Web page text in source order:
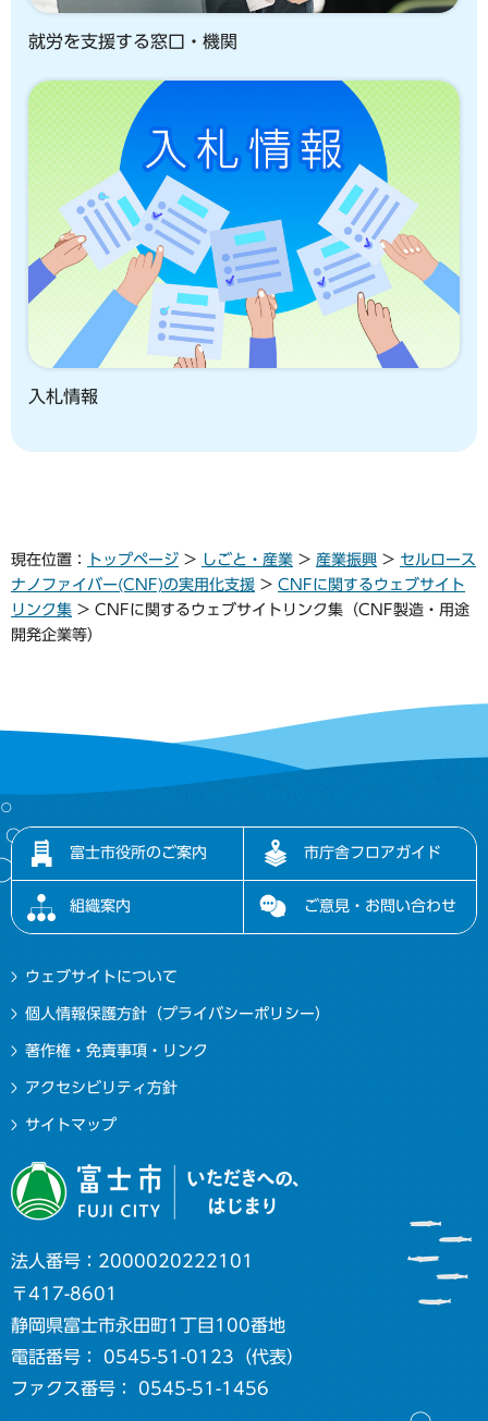
就労を支援する窓口・機関
入札情報
現在位置： トップページ > しごと・産業 > 産業振興 > セルロース
ナノファイバー(CNF)の実用化支援 > CNFに関するウェブサイト
リンク集 > CNFに関するウェブサイトリンク集（CNF製造・用途
開発企業等）
富士市役所のご案内 市庁舎フロアガイド
組織案内 ご意見・お問い合わせ
ウェブサイトについて
個人情報保護方針（プライバシーポリシー）
著作権・免責事項・リンク
アクセシビリティ方針
サイトマップ
法人番号：2000020222101
〒417-8601
静岡県富士市永田町1丁目100番地
電話番号： 0545-51-0123（代表）
ファクス番号： 0545-51-1456